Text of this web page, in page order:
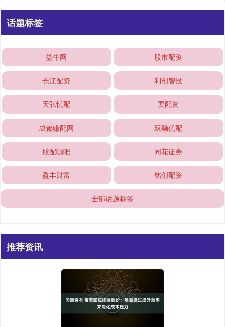
话题标签
益牛网 股市配资
长江配资 利创智投
天弘忧配 要配资
成都赚配网 双融优配
股配咖吧 同花证券
盈丰财富 铭创配资
全部话题标签
推荐资讯